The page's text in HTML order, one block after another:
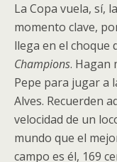
La Copa vuela, sí,
momento clave,
llega en el choque
Champions. Hagan
Pepe para jugar a
Alves. Recuerden
velocidad de un
mundo que el
campo es él, 169